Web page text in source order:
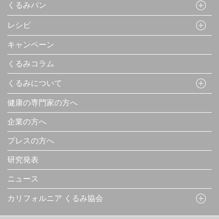
くるみパン
レシピ
キャンペーン
くるみコラム
くるみについて
健康の専門家の方へ
企業の方へ
プレスの方へ
研究発表
ニュース
カリフォルニア くるみ協会